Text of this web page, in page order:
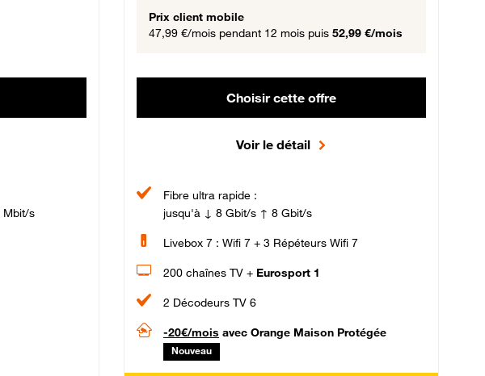
Mbit/s
Prix client mobile
47,99 €/mois pendant 12 mois puis 52,99 €/mois
Choisir cette offre
Voir le détail
Fibre ultra rapide :
jusqu'à ↓ 8 Gbit/s ↑ 8 Gbit/s
Livebox 7 : Wifi 7 + 3 Répéteurs Wifi 7
200 chaînes TV + Eurosport 1
2 Décodeurs TV 6
-20€/mois avec Orange Maison Protégée
Nouveau